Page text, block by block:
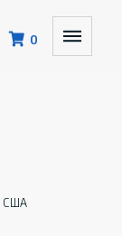
0
США